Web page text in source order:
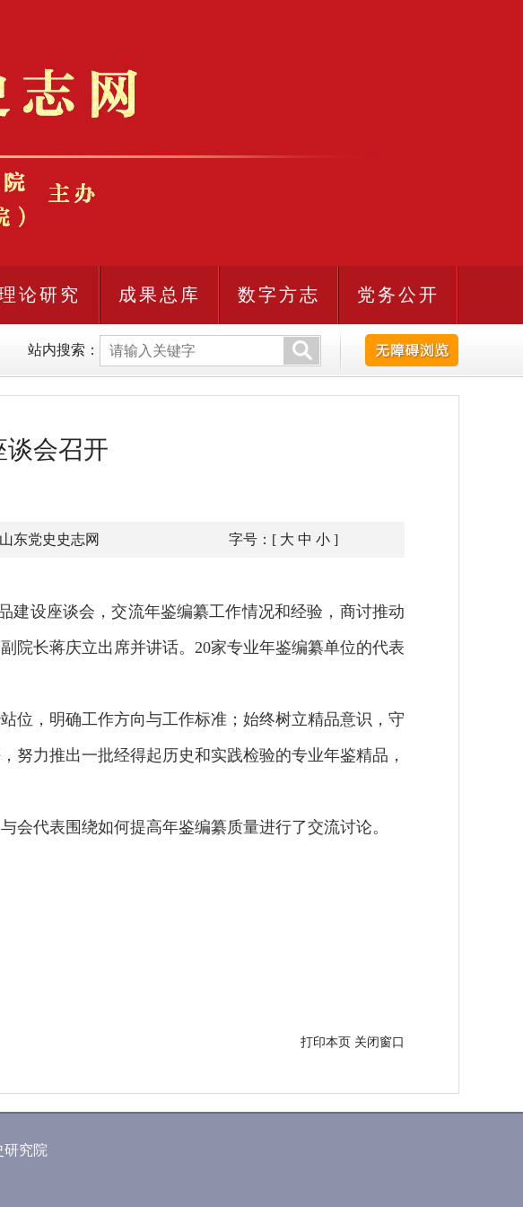
论研究 成果总库 数字方志 党务公开
站内搜索：
谈会召开
山东党史史志网 字号：[ 大 中 小 ]
设座谈会，交流年鉴编纂工作情况和经验，商讨推动
院长蒋庆立出席并讲话。20家专业年鉴编纂单位的代表
，明确工作方向与工作标准；始终树立精品意识，守
努力推出一批经得起历史和实践检验的专业年鉴精品，
代表围绕如何提高年鉴编纂质量进行了交流讨论。
打印本页 关闭窗口
究院